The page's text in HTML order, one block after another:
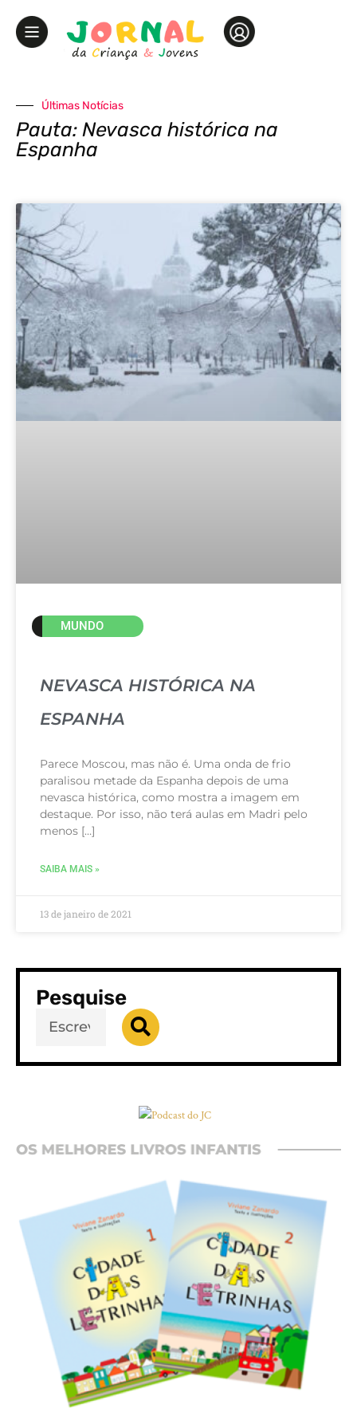
Últimas Notícias
Pauta: Nevasca histórica na
Espanha
MUNDO
NEVASCA HISTÓRICA NA
ESPANHA
Parece Moscou, mas não é. Uma onda de frio
paralisou metade da Espanha depois de uma
nevasca histórica, como mostra a imagem em
destaque. Por isso, não terá aulas em Madri pelo
menos […]
SAIBA MAIS »
13 de janeiro de 2021
Pesquise